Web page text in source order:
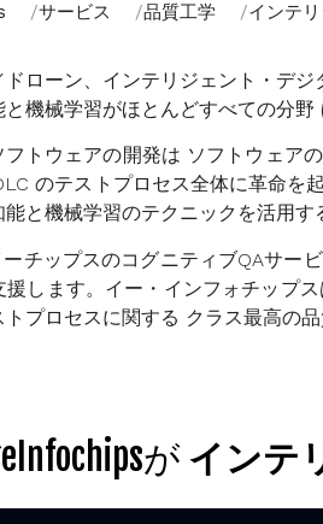
サービス 品質工学 インテ
ドローン、インテリジェント・デジ
と機械学習がほとんどすべての分野
トウェアの開発は ソフトウェア
のテストプロセス全体に革命を
と機械学習のテクニックを活用
ーチップスのコグニティブQAサー
援します。イー・インフォチップ
トプロセスに関する クラス最高の
が インテ